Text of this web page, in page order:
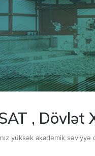
, Dövlət
yüksək akademik